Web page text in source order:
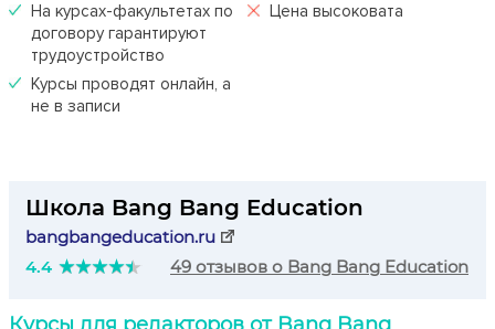
На курсах-факультетах по
договору гарантируют
трудоустройство
Курсы проводят онлайн, а
не в записи
Цена высоковата
Школа Bang Bang Education
bangbangeducation.ru
4.4
49 отзывов о Bang Bang Education